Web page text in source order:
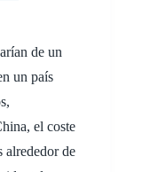
de un
un país
el coste
alrededor de